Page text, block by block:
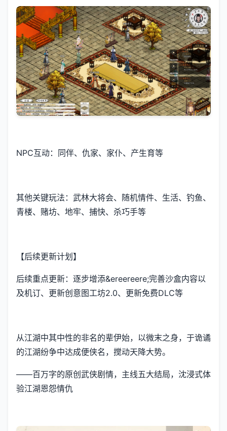
NPC互动：同伴、仇家、家仆、产生育等
其他关键玩法：武林大将会、随机情件、生活、钓鱼、
青楼、赌坊、地牢、捕快、杀巧手等
【后续更新计划】
后续重点更新：逐步增添&ereereere;完善沙盒内容以
及机订、更新创意图工坊2.0、更新免费DLC等
从江湖中其中性的非名的辈伊始，以微末之身，于诡谲
的江湖纷争中达成便侠名，搅动天降大势。
——百万字的原创武侠剧情，主线五大结局，沈浸式体
验江湖恩怨情仇